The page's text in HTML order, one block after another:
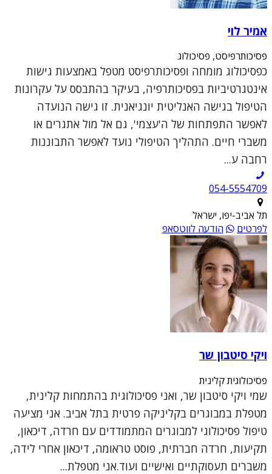
אמיר לוי
פסיכותרפיסט, פסיכולוג
כפסיכולוג מומחה ופסיכותרפיסט מטפל באמצעות גישות
אינטגרטיביות בפסיכותרפיה, בעיקר בהתבסס על עקרונות
הטיפול בגישה האנליטית יונגיאנית. זו גישה הנועדה
לאפשר התפתחות של ה'עצמי', גם אל מול אתגרים או
משברי חיים. התהליך הטיפולי נועד לאפשר התבוננות
רחבה ע...
054-5554709
תל אביב-יפו, ישראל
לפרטים
הודעה לווטסאפ
ויקי סיטבון שר
פסיכולוגית קלינית
שמי ויקי סיטבון שר, ואני פסיכולוגית בהתמחות קלינית,
מטפלת במבוגרים בקליניקה פרטית בתל אביב. אני מציעה
טיפול פסיכולוגי למבוגרים המתמודדים עם חרדה, דיכאון,
תקיעות, חרדה חברתית, פוסט טראומה, דיכאון אחרי לידה,
משברים תעסוקתיים ואישיים ועוד.אני מטפלת...